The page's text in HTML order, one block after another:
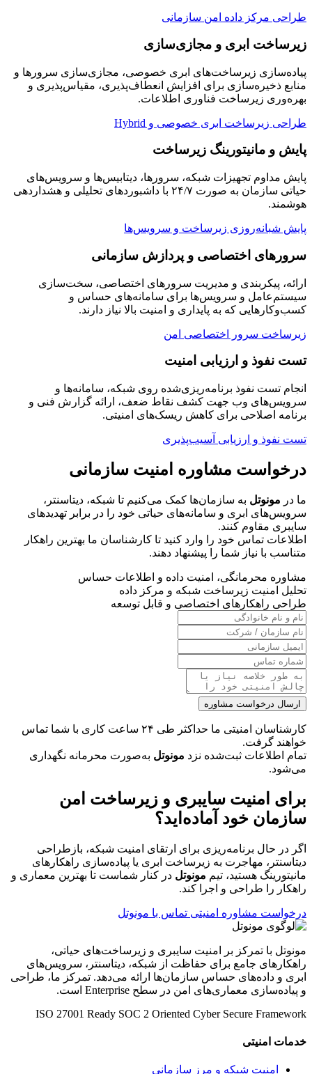
طراحی مرکز داده امن سازمانی
زیرساخت ابری و مجازی‌سازی
پیاده‌سازی زیرساخت‌های ابری خصوصی، مجازی‌سازی سرورها و
منابع ذخیره‌سازی برای افزایش انعطاف‌پذیری، مقیاس‌پذیری و
بهره‌وری زیرساخت فناوری اطلاعات.
طراحی زیرساخت ابری خصوصی و Hybrid
پایش و مانیتورینگ زیرساخت
پایش مداوم تجهیزات شبکه، سرورها، دیتابیس‌ها و سرویس‌های
حیاتی سازمان به صورت ۲۴/۷ با داشبوردهای تحلیلی و هشداردهی
هوشمند.
پایش شبانه‌روزی زیرساخت و سرویس‌ها
سرورهای اختصاصی و پردازش سازمانی
ارائه، پیکربندی و مدیریت سرورهای اختصاصی، سخت‌سازی
سیستم‌عامل و سرویس‌ها برای سامانه‌های حساس و
کسب‌وکارهایی که به پایداری و امنیت بالا نیاز دارند.
زیرساخت سرور اختصاصی امن
تست نفوذ و ارزیابی امنیت
انجام تست نفوذ برنامه‌ریزی‌شده روی شبکه، سامانه‌ها و
سرویس‌های وب جهت کشف نقاط ضعف، ارائه گزارش فنی و
برنامه اصلاحی برای کاهش ریسک‌های امنیتی.
تست نفوذ و ارزیابی آسیب‌پذیری
درخواست مشاوره امنیت سازمانی
ما در مونوتل به سازمان‌ها کمک می‌کنیم تا شبکه، دیتاسنتر،
سرویس‌های ابری و سامانه‌های حیاتی خود را در برابر تهدیدهای
سایبری مقاوم کنند.
اطلاعات تماس خود را وارد کنید تا کارشناسان ما بهترین راهکار
متناسب با نیاز شما را پیشنهاد دهند.
مشاوره محرمانگی، امنیت داده و اطلاعات حساس
تحلیل امنیت زیرساخت شبکه و مرکز داده
طراحی راهکارهای اختصاصی و قابل توسعه
ارسال درخواست مشاوره
کارشناسان امنیتی ما حداکثر طی ۲۴ ساعت کاری با شما تماس
خواهند گرفت.
تمام اطلاعات ثبت‌شده نزد مونوتل به‌صورت محرمانه نگهداری
می‌شود.
برای امنیت سایبری و زیرساخت امن
سازمان خود آماده‌اید؟
اگر در حال برنامه‌ریزی برای ارتقای امنیت شبکه، بازطراحی
دیتاسنتر، مهاجرت به زیرساخت ابری یا پیاده‌سازی راهکارهای
مانیتورینگ هستید، تیم مونوتل در کنار شماست تا بهترین معماری و
راهکار را طراحی و اجرا کند.
درخواست مشاوره امنیتی تماس با مونوتل
مونوتل با تمرکز بر امنیت سایبری و زیرساخت‌های حیاتی،
راهکارهای جامع برای حفاظت از شبکه، دیتاسنتر، سرویس‌های
ابری و داده‌های حساس سازمان‌ها ارائه می‌دهد. تمرکز ما، طراحی
و پیاده‌سازی معماری‌های امن در سطح Enterprise است.
ISO 27001 Ready SOC 2 Oriented Cyber Secure Framework
خدمات امنیتی
امنیت شبکه و مرز سازمانی